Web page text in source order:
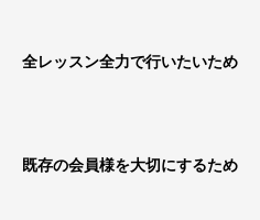
全レッスン全力で行いたいため
既存の会員様を大切にするため